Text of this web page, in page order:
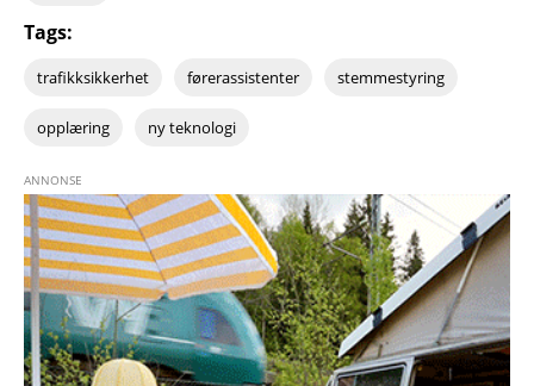
Tags:
trafikksikkerhet førerassistenter stemmestyring
opplæring ny teknologi